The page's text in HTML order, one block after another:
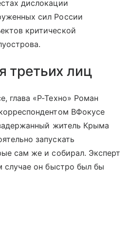
дислокации
сил России
критической
третьих лиц
глава «Р-Техно» Роман
ВФокусе
житель Крыма
запускать
сам же и собирал. Эксперт
случае он быстро был бы